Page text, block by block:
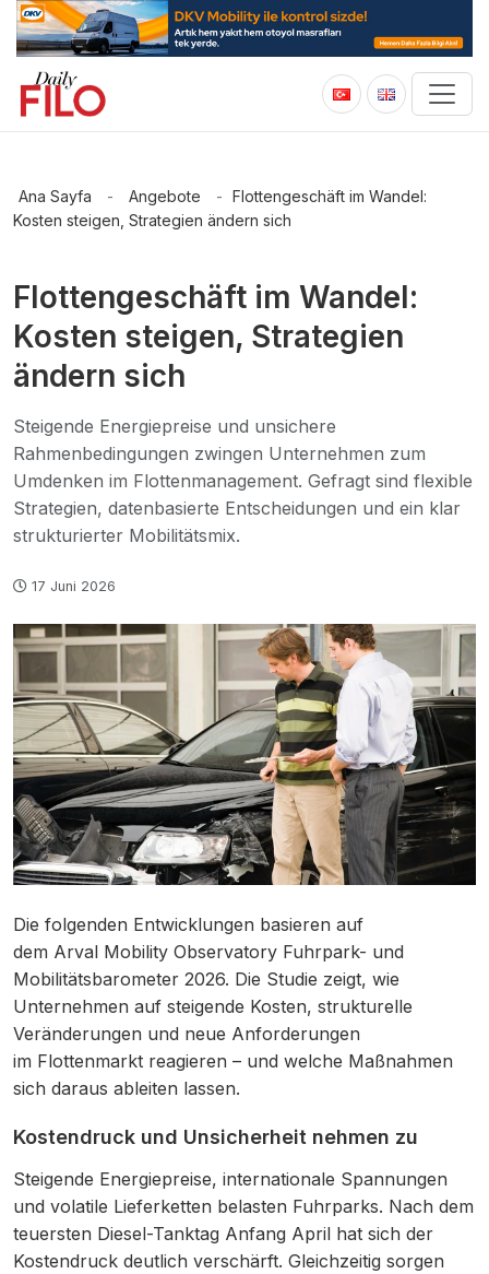
Ana Sayfa - Angebote - Flottengeschäft im Wandel:
Kosten steigen, Strategien ändern sich
Flottengeschäft im Wandel:
Kosten steigen, Strategien
ändern sich
Steigende Energiepreise und unsichere
Rahmenbedingungen zwingen Unternehmen zum
Umdenken im Flottenmanagement. Gefragt sind flexible
Strategien, datenbasierte Entscheidungen und ein klar
strukturierter Mobilitätsmix.
17 Juni 2026
Die folgenden Entwicklungen basieren auf
dem Arval Mobility Observatory Fuhrpark- und
Mobilitätsbarometer 2026. Die Studie zeigt, wie
Unternehmen auf steigende Kosten, strukturelle
Veränderungen und neue Anforderungen
im Flottenmarkt reagieren – und welche Maßnahmen
sich daraus ableiten lassen.
Kostendruck und Unsicherheit nehmen zu
Steigende Energiepreise, internationale Spannungen
und volatile Lieferketten belasten Fuhrparks. Nach dem
teuersten Diesel-Tanktag Anfang April hat sich der
Kostendruck deutlich verschärft. Gleichzeitig sorgen